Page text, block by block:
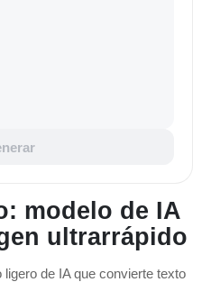
modelo de IA
ultrarrápido
de IA que convierte texto